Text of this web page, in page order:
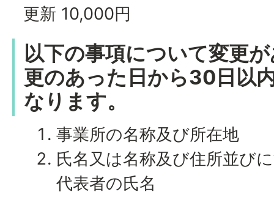
更新 10,000円
以下の事項について変更
更のあった日から30日以
なります。
事業所の名称及び所在地
氏名又は名称及び住所並び
代表者の氏名